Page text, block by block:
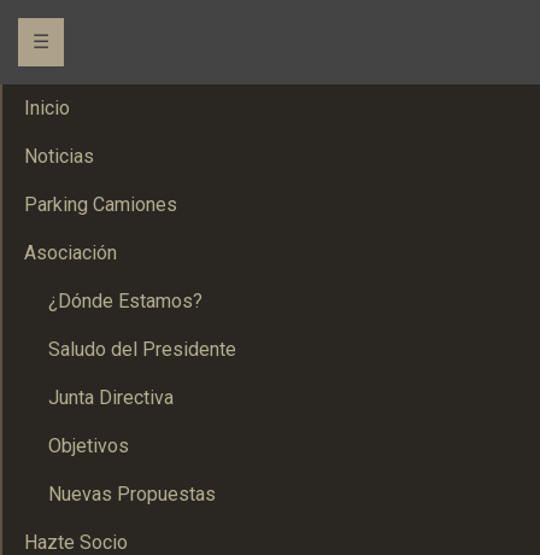
☰
Inicio
Noticias
Parking Camiones
Asociación
¿Dónde Estamos?
Saludo del Presidente
Junta Directiva
Objetivos
Nuevas Propuestas
Hazte Socio